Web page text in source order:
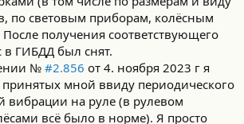
по световым приборам, колёсным
получения соответствующего
в ГИБДД был снят.
№ #2.856 от 4. ноября 2023 г я
мной ввиду периодического
вибрации на руле (в рулевом
всё было в норме). Я просто